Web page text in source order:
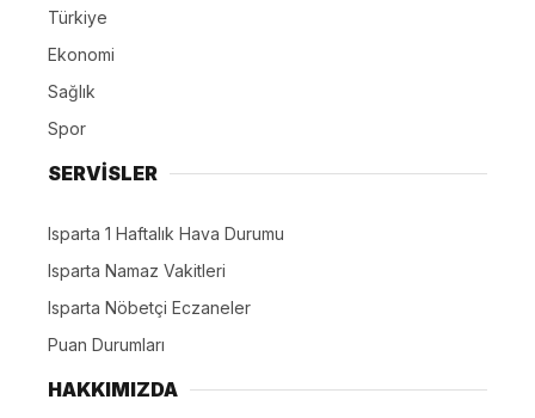
Türkiye
Ekonomi
Sağlık
Spor
SERVİSLER
Isparta 1 Haftalık Hava Durumu
Isparta Namaz Vakitleri
Isparta Nöbetçi Eczaneler
Puan Durumları
HAKKIMIZDA